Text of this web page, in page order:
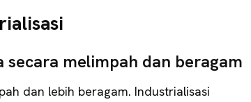
secara melimpah dan beragam
dan lebih beragam. Industrialisasi